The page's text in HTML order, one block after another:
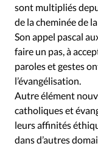
sont multipliés
de la cheminée de
Son appel pascal
faire un pas, à
paroles et gestes
l’évangélisation.
Autre élément
catholiques et
leurs affinités
dans d’autres